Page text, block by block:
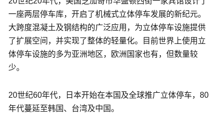
一座两层停车库，开启了机械式立体停车发展的新纪元。
大跨度混凝土及钢结构的广泛应用，为立体停车设施提供
了扩展空间，并实现了整体的轻量化。目前世界上使用立
体停车设施的多为亚洲地区，欧洲国家也有，但数量较
少。
20世纪60年代，日本开始在本国及全球推广立体停车，80
年代蔓延至韩国、台湾及中国。